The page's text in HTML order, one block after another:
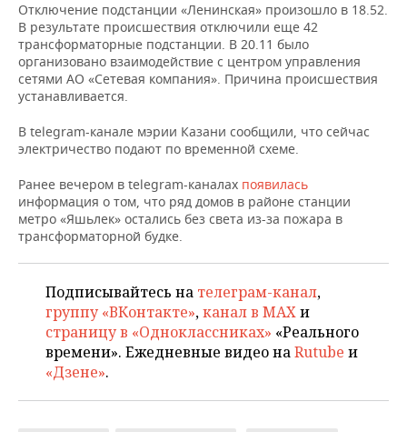
НЕФТЕХИМИЯ
НЕФТЬ
ОПК
ЭНЕРГЕТИКА
РОЗНИЧНАЯ ТОРГОВЛЯ
ТРАНСПОРТ
УСЛУГИ
НОВОСТИ ТЕХНОЛОГИЙ
IT
МЕДИА
МЕРОПРИЯТИЯ
НОВОСТИ МЕРОПРИЯТИЙ
ВЫЕЗДНАЯ РЕДАКЦИЯ
ONLINE-КОНФЕРЕНЦИИ
ОТКРЫТАЯ ЛЕКЦИЯ
СПОРТ
НОВОСТИ СПОРТА
ХОККЕЙ
БАСКЕТБОЛ
ВОЛЕЙБОЛ
КИБЕРСПОРТ
ФИГУРНОЕ КАТАНИЕ
ОБЩЕСТВО
ВЛАСТЬ
ИНФРАСТРУКТУРА
ИСТОРИЯ
КУЛЬТУРА
МЕДИЦИНА
СЮЖЕТЫ
СПРАВОЧНИК
СПИСОК ПЕРСОН
СПИСОК КОМПАНИЙ
ПОЛНАЯ ВЕРСИЯ
Отключение подстанции «Ленинская» произошло в 18.52.
В результате происшествия отключили еще 42
трансформаторные подстанции. В 20.11 было
организовано взаимодействие с центром управления
сетями АО «Сетевая компания». Причина происшествия
устанавливается.
В telegram-канале мэрии Казани сообщили, что сейчас
электричество подают по временной схеме.
Ранее вечером в telegram-каналах появилась
информация о том, что ряд домов в районе станции
метро «Яшьлек» остались без света из-за пожара в
трансформаторной будке.
Подписывайтесь на телеграм-канал,
группу «ВКонтакте»,канал в MAXи
страницу в «Одноклассниках» «Реального
времени». Ежедневные видео наRutube и
«Дзене».